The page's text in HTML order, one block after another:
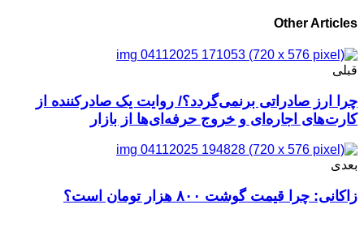
Other Articles
قبلی
چرا ارز صادراتی برنمی‌گردد؟/ روایت یک صادرکننده از
کارت‌های اجاره‌ای و خروج حرفه‌ای‌ها از بازار
بعدی
زاکانی: چرا قیمت گوشت ۸۰۰ هزار تومان است؟